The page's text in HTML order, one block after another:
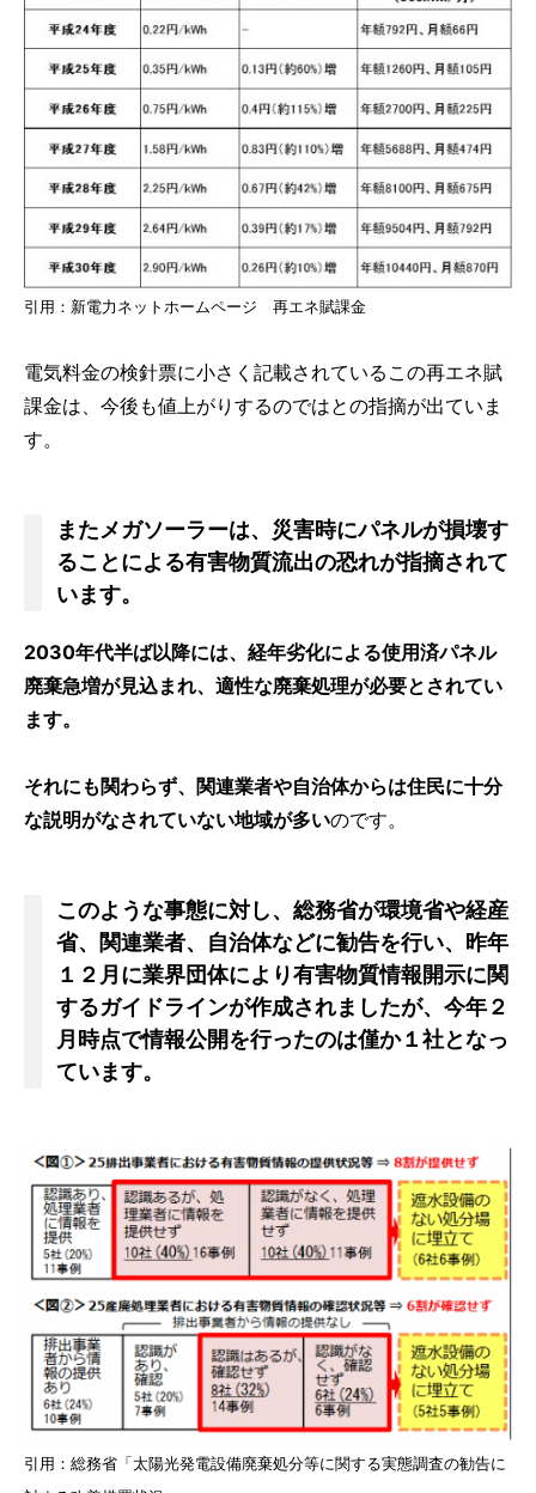
引用：新電力ネットホームページ 再エネ賦課金
電気料金の検針票に小さく記載されているこの再エネ賦
課金は、今後も値上がりするのではとの指摘が出ていま
す。
またメガソーラーは、災害時にパネルが損壊す
ることによる有害物質流出の恐れが指摘されて
います。
2030年代半ば以降には、経年劣化による使用済パネル
廃棄急増が見込まれ、適性な廃棄処理が必要とされてい
ます。
それにも関わらず、関連業者や自治体からは住民に十分
な説明がなされていない地域が多いのです。
このような事態に対し、総務省が環境省や経産
省、関連業者、自治体などに勧告を行い、昨年
１２月に業界団体により有害物質情報開示に関
するガイドラインが作成されましたが、今年２
月時点で情報公開を行ったのは僅か１社となっ
ています。
引用：総務省「太陽光発電設備廃棄処分等に関する実態調査の勧告に